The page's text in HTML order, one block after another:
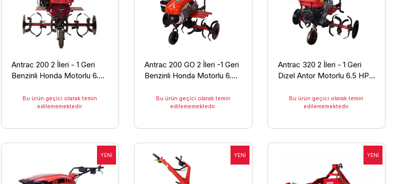
Antrac 200 2 İleri - 1 Geri
Benzinli Honda Motorlu 6.5
Bu ürün geçici olarak temin
edilememektedir.
Antrac 200 GO 2 İleri -1 Geri
Benzinli Honda Motorlu 6.5
Bu ürün geçici olarak temin
edilememektedir.
Antrac 320 2 İleri - 1 Geri
Dizel Antor Motorlu 6.5 HP
Bu ürün geçici olarak temin
edilememektedir.